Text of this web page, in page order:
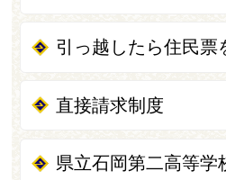
引っ越したら住民票
直接請求制度
県立石岡第二高等学